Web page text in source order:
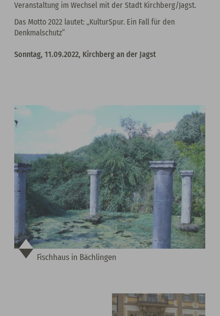
Veranstaltung im Wechsel mit der Stadt Kirchberg/Jagst.
Das Motto 2022 lautet: „KulturSpur. Ein Fall für den
Denkmalschutz“
Sonntag, 11.09.2022, Kirchberg an der Jagst
Fischhaus in Bächlingen